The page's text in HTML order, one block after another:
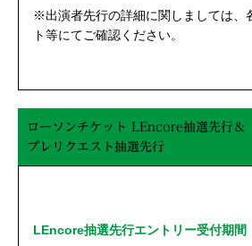
※出演者先行の詳細に関しましては、
ト等にてご確認ください。
ローソンチケット LEncore抽選先行＆
プレリクエスト抽選先行
LEncore抽選先行エントリー受付期間